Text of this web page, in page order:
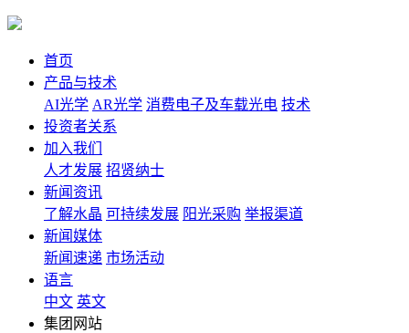
首页
产品与技术
AI光学 AR光学 消费电子及车载光电 技术
投资者关系
加入我们
人才发展 招贤纳士
新闻资讯
了解水晶 可持续发展 阳光采购 举报渠道
新闻媒体
新闻速递 市场活动
语言
中文 英文
集团网站